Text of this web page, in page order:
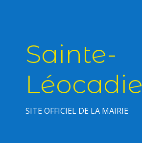
Sainte-
Léocadie
SITE OFFICIEL DE LA MAIRIE